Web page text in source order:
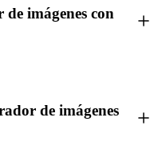
imágenes con
de imágenes